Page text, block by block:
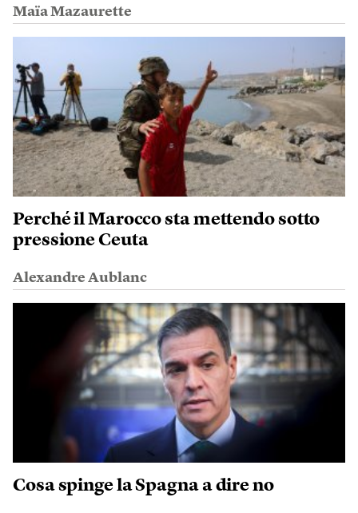
Maïa Mazaurette
Perché il Marocco sta mettendo sotto
pressione Ceuta
Alexandre Aublanc
Cosa spinge la Spagna a dire no